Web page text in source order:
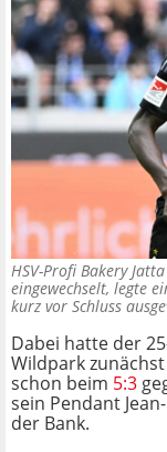
HSV-Profi Bakery
eingewechselt, legte
kurz vor Schluss
Dabei hatte der
Wildpark
schon beim 5:3
sein Pendant
der Bank.